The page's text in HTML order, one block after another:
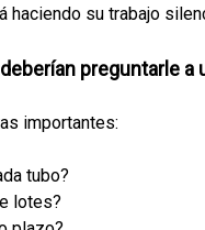
haciendo su trabajo
preguntarle a
importantes:
tubo?
lotes?